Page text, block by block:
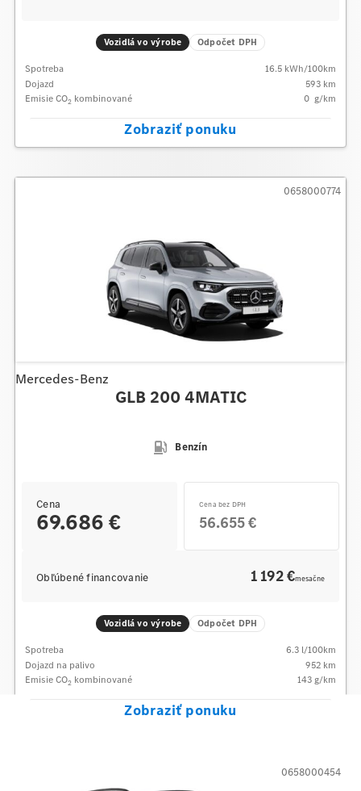
Vozidlá vo výrobe Odpočet DPH
Spotreba 16.5 kWh/100km
Dojazd
593 km
Emisie CO2 kombinované 0 g/km
Zobraziť ponuku
Mercedes-Benz
GLB 200 4MATIC
Benzín
0658000774
Cena
69.686 €
Cena bez DPH
56.655 €
Obľúbené financovanie 1 192 €mesačne
Vozidlá vo výrobe Odpočet DPH
Spotreba 6.3 l/100km
Dojazd na palivo
952 km
Emisie CO2 kombinované 143 g/km
Zobraziť ponuku
0658000454